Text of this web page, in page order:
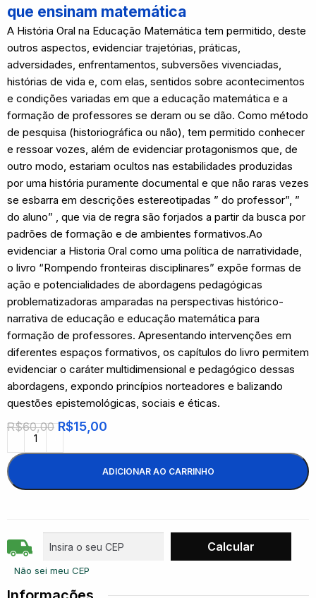
que ensinam matemática
A História Oral na Educação Matemática tem permitido, deste
outros aspectos, evidenciar trajetórias, práticas,
adversidades, enfrentamentos, subversões vivenciadas,
histórias de vida e, com elas, sentidos sobre acontecimentos
e condições variadas em que a educação matemática e a
formação de professores se deram ou se dão. Como método
de pesquisa (historiográfica ou não), tem permitido conhecer
e ressoar vozes, além de evidenciar protagonismos que, de
outro modo, estariam ocultos nas estabilidades produzidas
por uma história puramente documental e que não raras vezes
se esbarra em descrições estereotipadas ” do professor”, ”
do aluno” , que via de regra são forjados a partir da busca por
padrões de formação e de ambientes formativos.Ao
evidenciar a Historia Oral como uma política de narratividade,
o livro “Rompendo fronteiras disciplinares” expõe formas de
ação e potencialidades de abordagens pedagógicas
problematizadoras amparadas na perspectivas histórico-
narrativa de educação e educação matemática para
formação de professores. Apresentando intervenções em
diferentes espaços formativos, os capítulos do livro permitem
evidenciar o caráter multidimensional e pedagógico dessas
abordagens, expondo princípios norteadores e balizando
questões epistemológicas, sociais e éticas.
R$60,00 R$15,00
ADICIONAR AO CARRINHO
Não sei meu CEP